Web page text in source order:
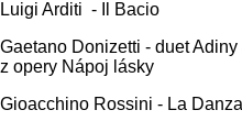
Luigi Arditi - Il Bacio
Gaetano Donizetti - duet
z opery Nápoj lásky
Gioacchino Rossini - La Danza